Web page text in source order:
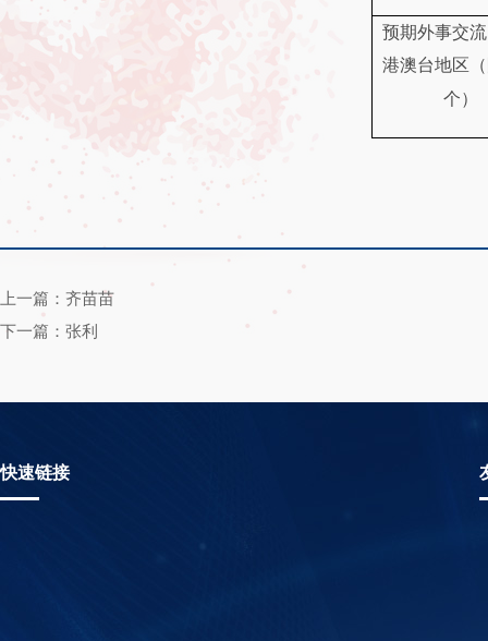
预期外事交
港澳台地区
个）
上一篇：齐苗苗
下一篇：张利
快速链接